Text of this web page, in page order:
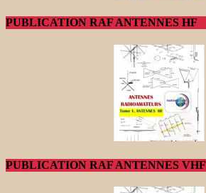
PUBLICATION RAF ANTENNES HF
PUBLICATION RAF ANTENNES VHF